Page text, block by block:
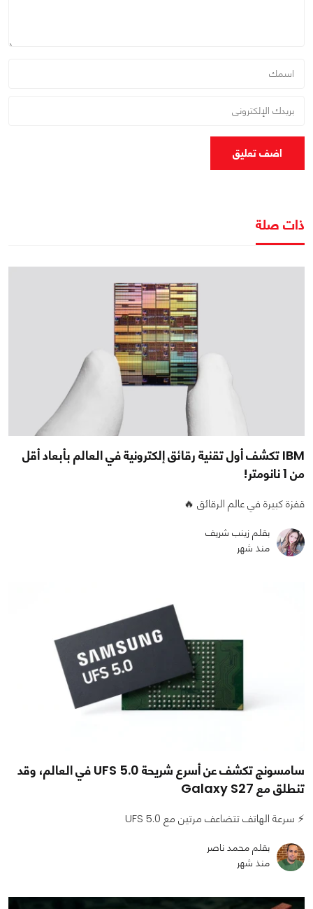
اضف تعليق
ذات صلة
IBM تكشف أول تقنية رقائق إلكترونية في العالم بأبعاد أقل
من 1 نانومتر!
قفزة كبيرة في عالم الرقائق 🔥
بقلم زينب شريف
منذ شهر
سامسونج تكشف عن أسرع شريحة UFS 5.0 في العالم، وقد
تنطلق مع Galaxy S27
⚡ سرعة الهاتف تتضاعف مرتين مع UFS 5.0
بقلم محمد ناصر
منذ شهر